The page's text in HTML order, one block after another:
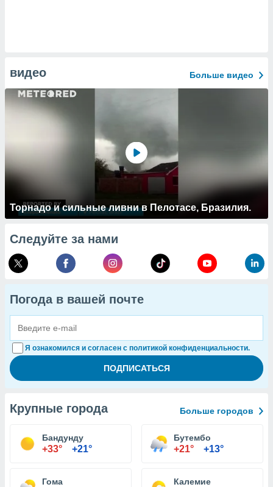
видео Больше видео
Торнадо и сильные ливни в Пелотасе, Бразилия.
Следуйте за нами
Погода в вашей почте
Я ознакомился и согласен с политикой конфиденциальности.
Крупные города Больше городов
Бандунду
+33° +21°
Бутембо
+21° +13°
Гома Калемие